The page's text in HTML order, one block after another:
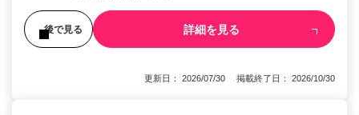
後で見る 詳細を見る
更新日： 2026/07/30 掲載終了日： 2026/10/30